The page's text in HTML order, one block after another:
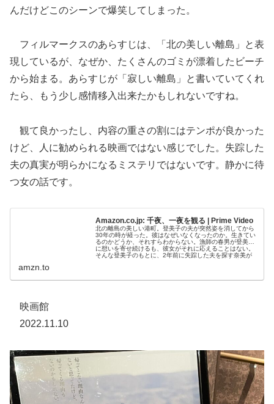
んだけどこのシーンで爆笑してしまった。
フィルマークスのあらすじは、「北の美しい離島」と表
現しているが、なぜか、たくさんのゴミが漂着したビーチ
から始まる。あらすじが「寂しい離島」と書いていてくれ
たら、もう少し感情移入出来たかもしれないですね。
観て良かったし、内容の重さの割にはテンポが良かった
けど、人に勧められる映画ではない感じでした。失踪した
夫の真実が明らかになるミステリではないです。静かに待
つ女の話です。
Amazon.co.jp: 千夜、一夜を観る | Prime Video
北の離島の美しい港町。登美子の夫が突然姿を消してから
30年の時が経った。彼はなぜいなくなったのか。生きてい
るのかどうか、それすらわからない。漁師の春男が登美子
に想いを寄せ続けるも、彼女がそれに応えることはない。
そんな登美子のもとに、2年前に失踪した夫を探す奈美が
amzn.to
映画館
2022.11.10